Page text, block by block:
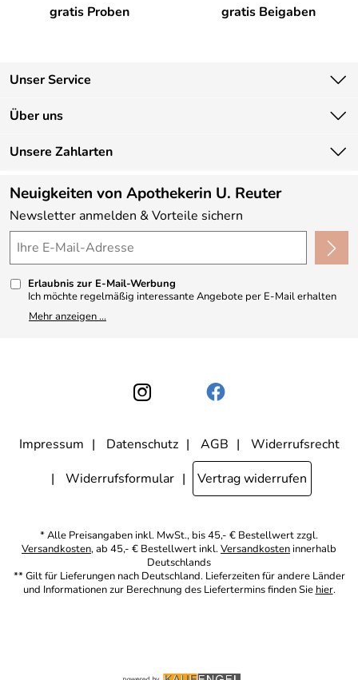
gratis Proben gratis Beigaben
Unser Service
Kontakt
Lieferbedingungen
Kundenlogin
Über uns
Unsere Bestseller
Neu
Angebote
Made in Germany
4,9/5*****
Unsere Zahlarten
Neuigkeiten von Apothekerin U. Reuter
Newsletter anmelden & Vorteile sichern
Erlaubnis zur E-Mail-Werbung
Ich möchte regelmäßig interessante Angebote per E-Mail erhalten
und ausserdem nach Erhalt meiner Bestellung an die Möglichkeit zur
Abgabe einer Produktbewertung erinnert werden. Meine
werden. Dabei ist nicht erkennbar, welche konkrete Person geklickt
hat. Diese Einwilligung zur Nutzung meiner E-Mail- Adresse für
Werbezwecke kann ich jederzeit mit Wirkung für die Zukunft
Mitgliederbereich deaktiviere. Die Datenschutzerklärunghabe ich
zur Kenntnis genommen.
Mehr anzeigen ...
Impressum Datenschutz AGB
Widerrufsrecht
Widerrufsformular
Vertrag widerrufen
* Alle Preisangaben inkl. MwSt., bis 45,- € Bestellwert zzgl.
Versandkosten, ab 45,- € Bestellwert inkl.Versandkosten innerhalb
Deutschlands
** Gilt für Lieferungen nach Deutschland. Lieferzeiten für andere Länder
und Informationen zur Berechnung des Liefertermins finden Sie hier.